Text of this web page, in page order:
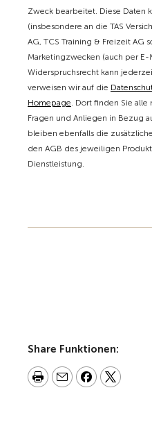
Zweck bearbeitet. Diese Daten
(insbesondere an die TAS
AG, TCS Training & Freizeit AG
Marketingzwecken (auch per
Widerspruchsrecht kann
verweisen wir auf die
Homepage. Dort finden Sie
Fragen und Anliegen in Bezug
bleiben ebenfalls die
den AGB des jeweiligen
Dienstleistung.
Share Funktionen: